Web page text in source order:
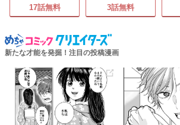
17話無料 3話無料
新たな才能を発掘！注目の投稿漫画